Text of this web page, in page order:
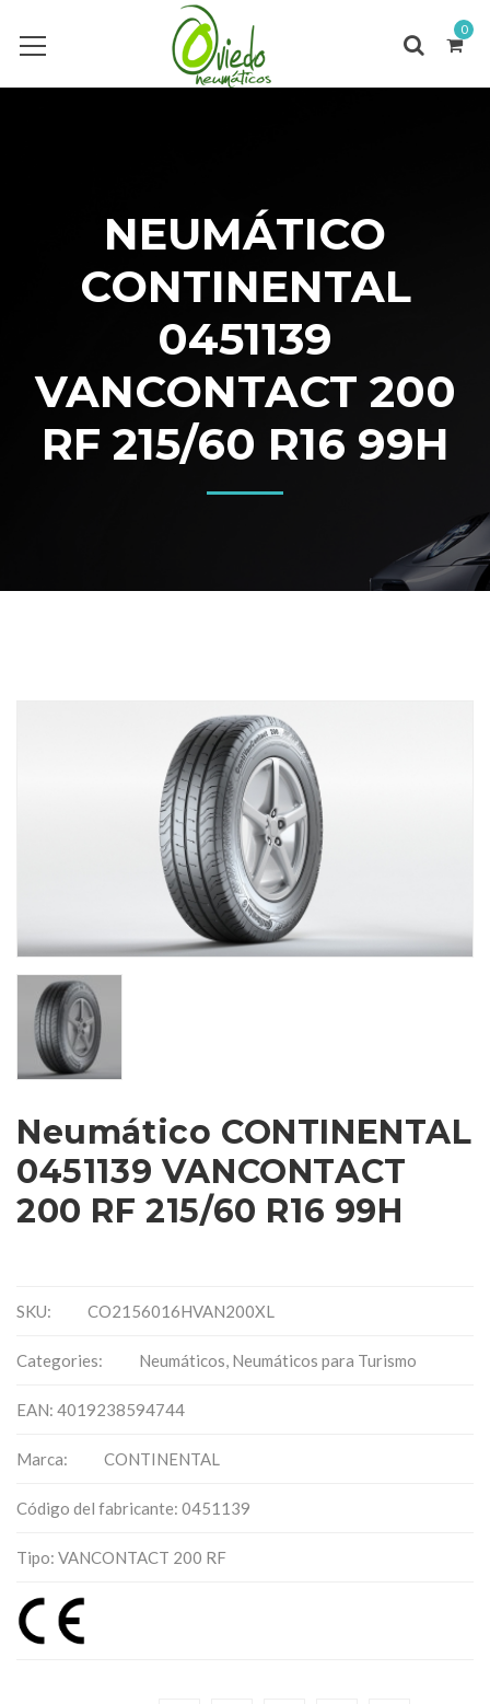
0
NEUMÁTICO
CONTINENTAL
0451139
VANCONTACT 200
RF 215/60 R16 99H
Neumático CONTINENTAL
0451139 VANCONTACT
200 RF 215/60 R16 99H
SKU: CO2156016HVAN200XL
Categories: Neumáticos, Neumáticos para Turismo
EAN: 4019238594744
Marca: CONTINENTAL
Código del fabricante: 0451139
Tipo: VANCONTACT 200 RF